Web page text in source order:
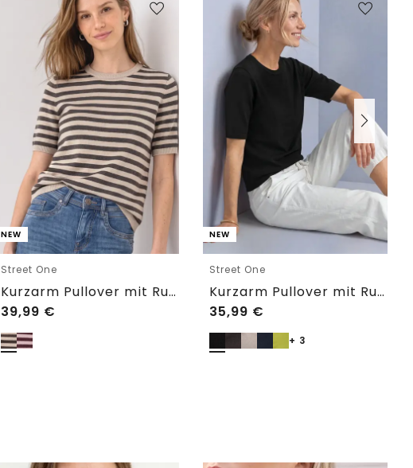
NEW
Street One
Kurzarm Pullover mit Rundhals und Streifen
39,99 €
NEW
Street One
Kurzarm Pullover mit Rundhals in Unifarbe
35,99 €
+ 3